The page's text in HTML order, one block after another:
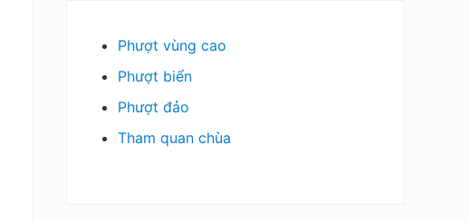
Phượt vùng cao
Phượt biển
Phượt đảo
Tham quan chùa